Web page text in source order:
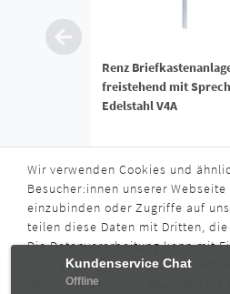
Renz
freistehend mit
Edelstahl V4A
1.761,90 € *
*inkl. ges. MwSt.zzgl.
Lieferzeit ca. 4 - 6 Wochen
Wir verwenden Cookies und
Besucher:innen unserer
einzubinden oder Zugriffe auf
teilen diese Daten mit Dritten,
Die Datenverarbeitung kann mit
oder abgelehnt werden. Es
oder zu widerrufen. Beachten Sie
Kundenservice Chat
Offline
Kundenservice Chat
Offline